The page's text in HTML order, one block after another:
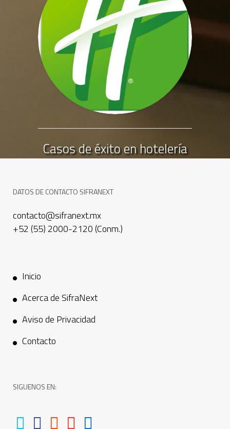
Casos de éxito en hotelería
DATOS DE CONTACTO SIFRANEXT
contacto@sifranext.mx
+52 (55) 2000-2120 (Conm.)
Inicio
Acerca de SifraNext
Aviso de Privacidad
Contacto
SIGUENOS EN: